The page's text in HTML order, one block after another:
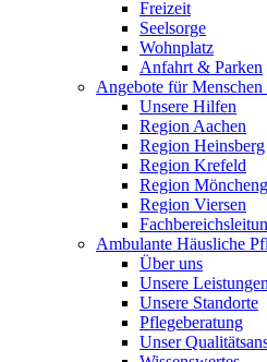
Freizeit
Seelsorge
Wohnplatz
Anfahrt & Parken
Angebote für
Unsere Hilfen
Region Aachen
Region Heinsberg
Region Krefeld
Region
Region Viersen
Ambulante Häusliche
Über uns
Unsere Leistungen
Unsere Standorte
Pflegeberatung
Unser